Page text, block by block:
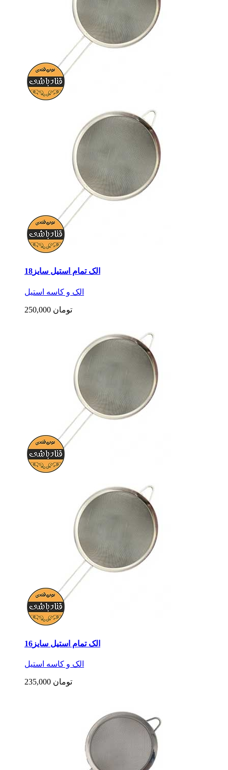
الک تمام استیل سایز18
الک و کاسه استیل
250,000 تومان
الک تمام استیل سایز16
الک و کاسه استیل
235,000 تومان